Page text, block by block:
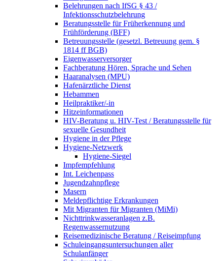
Belehrungen nach IfSG § 43 /
Infektionsschutzbelehrung
Beratungsstelle für Früherkennung und
Frühförderung (BFF)
Betreuungsstelle (gesetzl. Betreuung gem. §
1814 ff BGB)
Eigenwasserversorger
Fachberatung Hören, Sprache und Sehen
Haaranalysen (MPU)
Hafenärztliche Dienst
Hebammen
Heilpraktiker/-in
Hitzeinformationen
HIV-Beratung u. HIV-Test / Beratungsstelle für
sexuelle Gesundheit
Hygiene in der Pflege
Hygiene-Netzwerk
Hygiene-Siegel
Impfempfehlung
Int. Leichenpass
Jugendzahnpflege
Masern
Meldepflichtige Erkrankungen
Mit Migranten für Migranten (MiMi)
Nichttrinkwasseranlagen z.B.
Regenwassernutzung
Reisemedizinische Beratung / Reiseimpfung
Schuleingangsuntersuchungen aller
Schulanfänger